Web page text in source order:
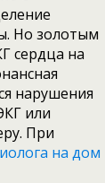
Но золотым
сердца на
нарушения
или
При
на дом